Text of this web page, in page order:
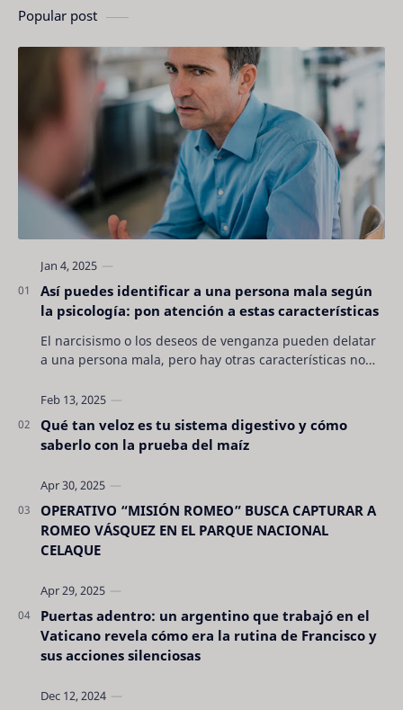
Popular post
Así puedes identificar a una persona mala según
la psicología: pon atención a estas características
El narcisismo o los deseos de venganza pueden delatar
a una persona mala, pero hay otras características no
Qué tan veloz es tu sistema digestivo y cómo
saberlo con la prueba del maíz
OPERATIVO “MISIÓN ROMEO” BUSCA CAPTURAR A
ROMEO VÁSQUEZ EN EL PARQUE NACIONAL
CELAQUE
Puertas adentro: un argentino que trabajó en el
Vaticano revela cómo era la rutina de Francisco y
sus acciones silenciosas